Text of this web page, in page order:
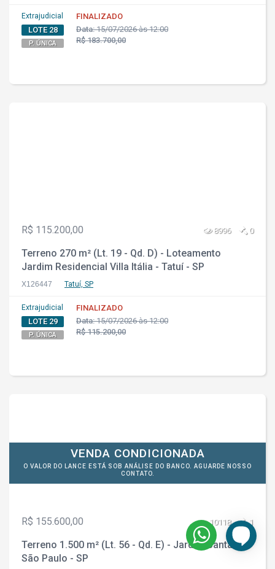
Extrajudicial
LOTE 28
P. ÚNICA
FINALIZADO
Data:15/07/2026 às 12:00
R$ 183.700,00
R$ 115.200,00 8996 0
Terreno 270 m² (Lt. 19 - Qd. D) - Loteamento
Jardim Residencial Villa Itália - Tatuí - SP
X126447 Tatuí, SP
Extrajudicial
LOTE 29
P. ÚNICA
FINALIZADO
Data:15/07/2026 às 12:00
R$ 115.200,00
VENDA CONDICIONADA
O VALOR DO LANCE ESTÁ SOB ANÁLISE DO BANCO. AGUARDE NOSSO
CONTATO.
R$ 155.600,00 10118 1
Terreno 1.500 m² (Lt. 56 - Qd. E) - Jardim Santa Fé -
São Paulo - SP